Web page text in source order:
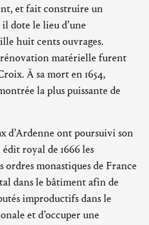
et fait construire un
dote le lieu d’une
huit cents ouvrages.
matérielle furent
À sa mort en 1654,
la plus puissante de
d’Ardenne ont poursuivi son
royal de 1666 les
ordres monastiques de France
dans le bâtiment afin de
improductifs dans le
et d’occuper une